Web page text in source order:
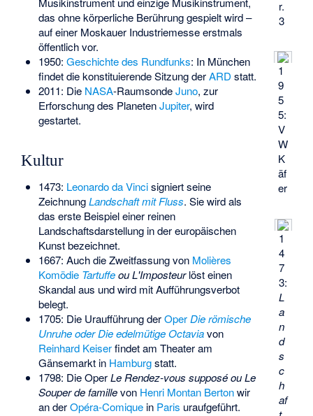
r.
3
1
9
5
5:
V
W
K
äf
er
das ohne körperliche Berührung gespielt wird –
auf einer Moskauer Industriemesse erstmals
öffentlich vor.
1950: Geschichte des Rundfunks: In München
findet die konstituierende Sitzung derARD statt.
2011: Die NASA-RaumsondeJuno, zur
Erforschung des PlanetenJupiter, wird
gestartet.
Kultur
1
4
7
3:
L
a
n
d
s
c
h
af
1473: Leonardo da Vincisigniert seine
ZeichnungLandschaft mit Fluss. Sie wird als
das erste Beispiel einer reinen
Landschaftsdarstellung in der europäischen
Kunst bezeichnet.
1667: Auch die Zweitfassung von Molières
Komödie Tartuffeou L'Imposteurlöst einen
Skandal aus und wird mit Aufführungsverbot
belegt.
1705: Die Uraufführung derOper Die römische
Unruhe oder Die edelmütige Octaviavon
Reinhard Keiserfindet am Theater am
Gänsemarktin Hamburgstatt.
1798: Die OperLe Rendez-vous supposé ou Le
Souper de famillevon Henri Montan Bertonwir
an derOpéra-Comiquein Paris uraufgeführt.